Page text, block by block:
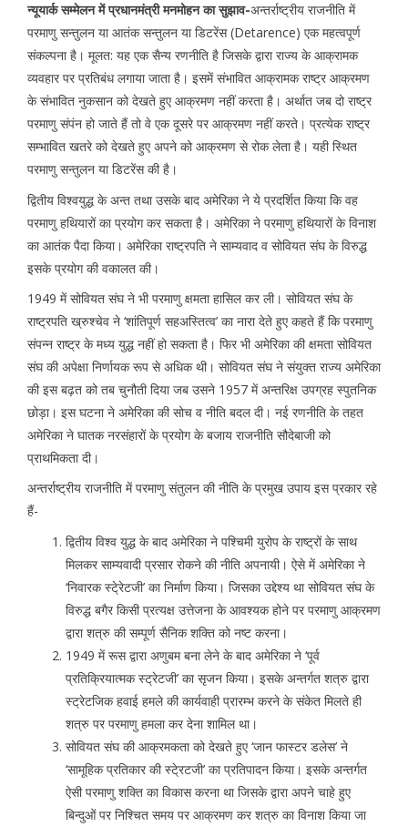
न्यूयार्क सम्मेलन में प्रधानमंत्री मनमोहन का सुझाव-अन्तर्राष्ट्रीय राजनीति में
परमाणु सन्तुलन या आतंक सन्तुलन या डिटरेंस (Detarence) एक महत्वपूर्ण
संकल्पना है। मूलत: यह एक सैन्य रणनीति है जिसके द्वारा राज्य के आक्रामक
व्यवहार पर प्रतिबंध लगाया जाता है। इसमें संभावित आक्रामक राष्ट्र आक्रमण
के संभावित नुकसान को देखते हुए आक्रमण नहीं करता है। अर्थात जब दो राष्ट्र
परमाणु संपंन हो जाते हैं तो वे एक दूसरे पर आक्रमण नहीं करते। प्रत्येक राष्ट्र
सम्भावित खतरे को देखते हुए अपने को आक्रमण से रोक लेता है। यही स्थित
परमाणु सन्तुलन या डिटरेंस की है।
द्वितीय विश्वयुद्ध के अन्त तथा उसके बाद अमेरिका ने ये प्रदर्शित किया कि वह
परमाणु हथियारों का प्रयोग कर सकता है। अमेरिका ने परमाणु हथियारों के विनाश
का आतंक पैदा किया। अमेरिका राष्ट्रपति ने साम्यवाद व सोवियत संघ के विरुद्ध
इसके प्रयोग की वकालत की।
1949 में सोवियत संघ ने भी परमाणु क्षमता हासिल कर ली। सोवियत संघ के
राष्ट्रपति ख्रुश्चेव ने ‘शांतिपूर्ण सहअस्तित्व’ का नारा देते हुए कहते हैं कि परमाणु
संपन्न राष्ट्र के मध्य युद्ध नहीं हो सकता है। फिर भी अमेरिका की क्षमता सोवियत
संघ की अपेक्षा निर्णायक रूप से अधिक थी। सोवियत संघ ने संयुक्त राज्य अमेरिका
की इस बढ़त को तब चुनौती दिया जब उसने 1957 में अन्तरिक्ष उपग्रह स्पुतनिक
छोड़ा। इस घटना ने अमेरिका की सोच व नीति बदल दी। नई रणनीति के तहत
अमेरिका ने घातक नरसंहारों के प्रयोग के बजाय राजनीति सौदेबाजी को
प्राथमिकता दी।
अन्तर्राष्ट्रीय राजनीति में परमाणु संतुलन की नीति के प्रमुख उपाय इस प्रकार रहे
हैं-
द्वितीय विश्व युद्ध के बाद अमेरिका ने पश्चिमी युरोप के राष्ट्रों के साथ
मिलकर साम्यवादी प्रसार रोकने की नीति अपनायी। ऐसे में अमेरिका ने
‘निवारक स्टे्रेटजी’ का निर्माण किया। जिसका उद्देश्य था सोवियत संघ के
विरुद्ध बगैर किसी प्रत्यक्ष उत्तेजना के आवश्यक होने पर परमाणु आक्रमण
द्वारा शत्रु की सम्पूर्ण सैनिक शक्ति को नष्ट करना।
1949 में रूस द्वारा अणुबम बना लेने के बाद अमेरिका ने ‘पूर्व
प्रतिक्रियात्मक स्ट्रेटजी’ का सृजन किया। इसके अन्तर्गत शत्रु द्वारा
स्ट्रेटजिक हवाई हमले की कार्यवाही प्रारम्भ करने के संकेत मिलते ही
शत्रु पर परमाणु हमला कर देना शामिल था।
सोवियत संघ की आक्रमकता को देखते हुए ‘जान फास्टर डलेस’ ने
‘सामूहिक प्रतिकार की स्टे्रटजी’ का प्रतिपादन किया। इसके अन्तर्गत
ऐसी परमाणु शक्ति का विकास करना था जिसके द्वारा अपने चाहे हुए
बिन्दुओं पर निश्चित समय पर आक्रमण कर शत्रु का विनाश किया जा